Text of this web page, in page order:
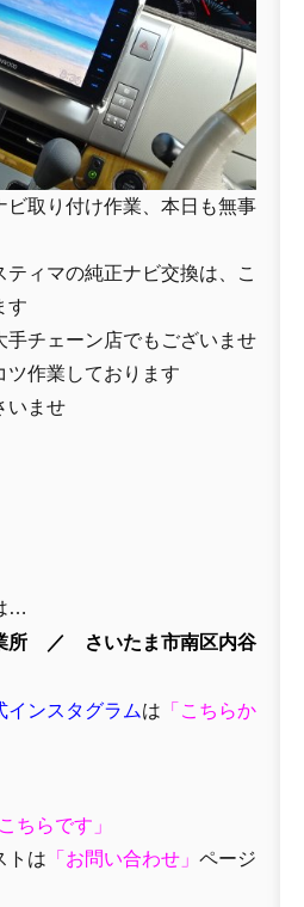
ビ取り付け作業、本日も無事
ティマの純正ナビ交換は、こ
す
手チェーン店でもございませ
ツ作業しております
いませ
…
所 ／ さいたま市南区内谷
インスタグラムは 「 こちらか
こちらです」
トは 「 お問い合わせ 」 ページ